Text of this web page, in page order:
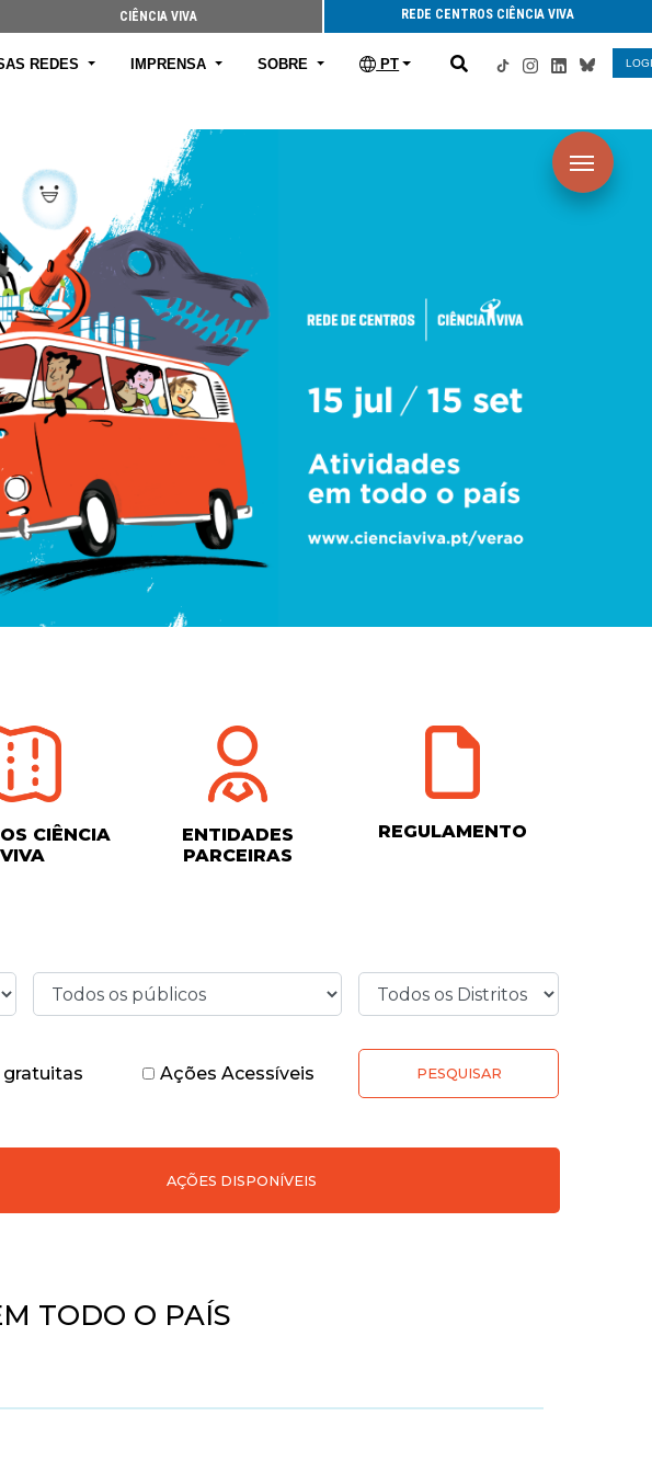
CIÊNCIA VIVA REDE CENTROS CIÊNCIA VIVA
REDES IMPRENSA SOBRE PT
CIÊNCIA
VIVA
ENTIDADES
PARCEIRAS
REGULAMENTO
Ações Acessíveis PESQUISAR
AÇÕES DISPONÍVEIS
TODO O PAÍS